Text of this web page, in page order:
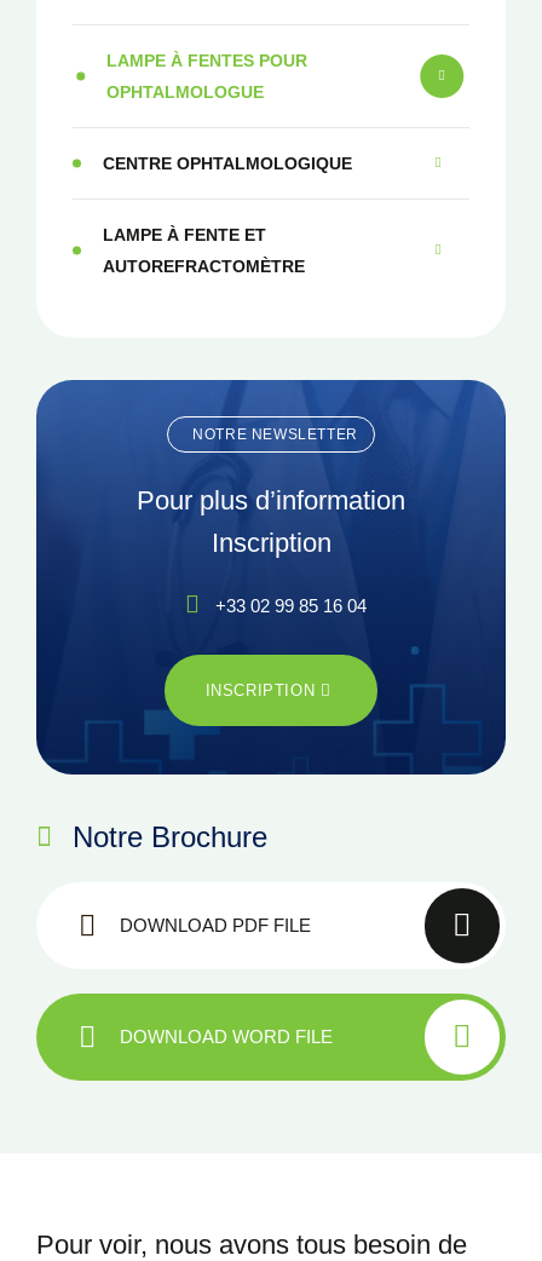
LAMPE À FENTES POUR
OPHTALMOLOGUE
CENTRE OPHTALMOLOGIQUE
LAMPE À FENTE ET
AUTOREFRACTOMÈTRE
NOTRE NEWSLETTER
Pour plus d’information
Inscription
+33 02 99 85 16 04
INSCRIPTION
Notre Brochure
DOWNLOAD PDF FILE
DOWNLOAD WORD FILE
Pour voir, nous avons tous besoin de